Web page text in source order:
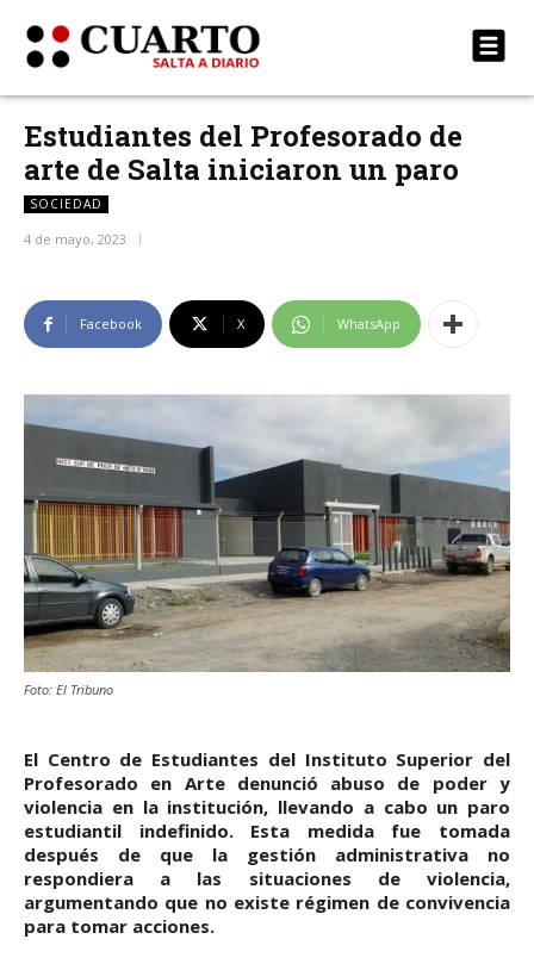
Estudiantes del Profesorado de
arte de Salta iniciaron un paro
SOCIEDAD
4 de mayo, 2023
Facebook X WhatsApp
Foto: El Tribuno
El Centro de Estudiantes del Instituto Superior del
Profesorado en Arte denunció abuso de poder y
violencia en la institución, llevando a cabo un paro
estudiantil indefinido. Esta medida fue tomada
después de que la gestión administrativa no
respondiera a las situaciones de violencia,
argumentando que no existe régimen de convivencia
para tomar acciones.